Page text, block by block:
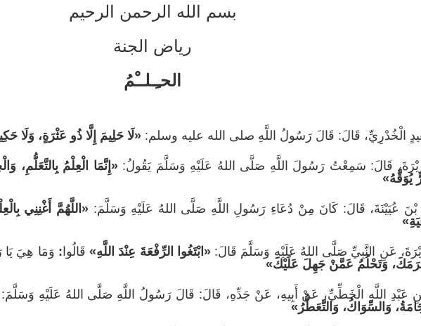
بسم الله الرحمن الرحيم
رياض الجنة
الحـِـلــْمُ
الْخُدْرِيِّ، قَالَ: قَالَ رَسُولُ اللَّهِ صلى الله عليه وسلم:«لَا حَلِيمَ إِلَّا ذُو عَثْرَةٍ، وَلَا
قَالَ: سَمِعْتُ رَسُولَ اللَّهِ صَلَّى اللهُ عَلَيْهِ وَسَلَّمَ يَقُولُ:«إِنَّمَا الْعِلْمُ بِالتَّعَلُّمِ،
يُوَقَّهُ»
عُيَيْنَةَ، قَالَ: كَانَ مِنْ دُعَاءِ رَسُولِ اللَّهِ صَلَّى اللهُ عَلَيْهِ وَسَلَّمَ:«اللَّهُمَّ أَغْنِنِي
عَنِ النَّبِيِّ صَلَّى اللهُ عَلَيْهِ وَسَلَّمَ قَالَ:«ابْتَغُوا الرِّفْعَةَ عِنْدَ اللَّهِ» قَالُوا: وَمَا هِيَ يَا
وَتَحْلُمُ عَمَّنْ جَهِلَ عَلَيْكَ»
عَبْدِ اللَّهِ الْخَطِّيِّ، عَنْ أَبِيهِ، عَنْ جَدِّهِ، قَالَ: قَالَ رَسُولُ اللَّهِ صَلَّى اللهُ عَلَيْهِ
وَالسِّوَاكُ، وَالتَّعَطُّرُ»